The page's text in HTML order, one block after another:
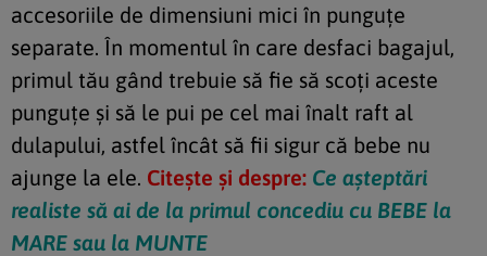
accesoriile de dimensiuni mici în punguțe
separate. În momentul în care desfaci bagajul,
primul tău gând trebuie să fie să scoți aceste
punguțe și să le pui pe cel mai înalt raft al
dulapului, astfel încât să fii sigur că bebe nu
ajunge la ele. Citește și despre: Ce așteptări
realiste să ai de la primul concediu cu BEBE la
MARE sau la MUNTE